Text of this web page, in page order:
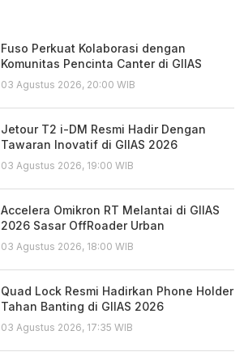
Fuso Perkuat Kolaborasi dengan
Komunitas Pencinta Canter di GIIAS
03 Agustus 2026, 20:00 WIB
Jetour T2 i-DM Resmi Hadir Dengan
Tawaran Inovatif di GIIAS 2026
03 Agustus 2026, 19:00 WIB
Accelera Omikron RT Melantai di GIIAS
2026 Sasar OffRoader Urban
03 Agustus 2026, 18:00 WIB
Quad Lock Resmi Hadirkan Phone Holder
Tahan Banting di GIIAS 2026
03 Agustus 2026, 17:35 WIB